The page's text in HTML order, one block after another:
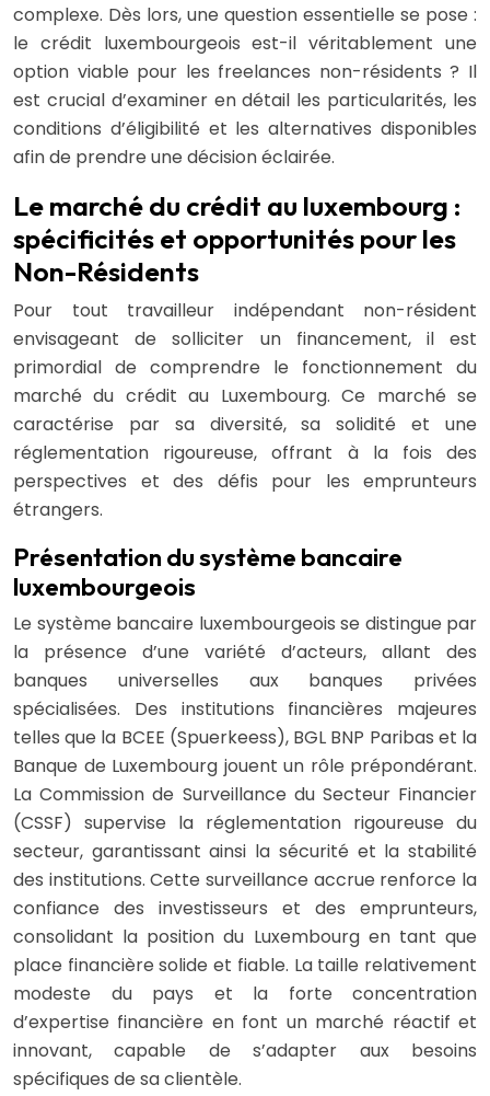
complexe. Dès lors, une question essentielle se pose :
le crédit luxembourgeois est-il véritablement une
option viable pour les freelances non-résidents ? Il
est crucial d’examiner en détail les particularités, les
conditions d’éligibilité et les alternatives disponibles
afin de prendre une décision éclairée.
Le marché du crédit au luxembourg :
spécificités et opportunités pour les
Non-Résidents
Pour tout travailleur indépendant non-résident
envisageant de solliciter un financement, il est
primordial de comprendre le fonctionnement du
marché du crédit au Luxembourg. Ce marché se
caractérise par sa diversité, sa solidité et une
réglementation rigoureuse, offrant à la fois des
perspectives et des défis pour les emprunteurs
étrangers.
Présentation du système bancaire
luxembourgeois
Le système bancaire luxembourgeois se distingue par
la présence d’une variété d’acteurs, allant des
banques universelles aux banques privées
spécialisées. Des institutions financières majeures
telles que la BCEE (Spuerkeess), BGL BNP Paribas et la
Banque de Luxembourg jouent un rôle prépondérant.
La Commission de Surveillance du Secteur Financier
(CSSF) supervise la réglementation rigoureuse du
secteur, garantissant ainsi la sécurité et la stabilité
des institutions. Cette surveillance accrue renforce la
confiance des investisseurs et des emprunteurs,
consolidant la position du Luxembourg en tant que
place financière solide et fiable. La taille relativement
modeste du pays et la forte concentration
d’expertise financière en font un marché réactif et
innovant, capable de s’adapter aux besoins
spécifiques de sa clientèle.